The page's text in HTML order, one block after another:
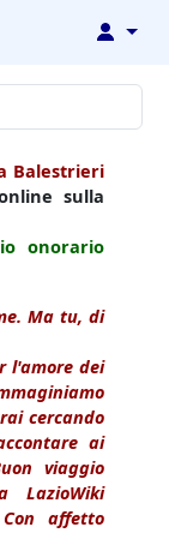
↓
Balestrieri
sulla
onorario
Ma tu, di
l'amore dei
cercando
ai
viaggio
LazioWiki
affetto